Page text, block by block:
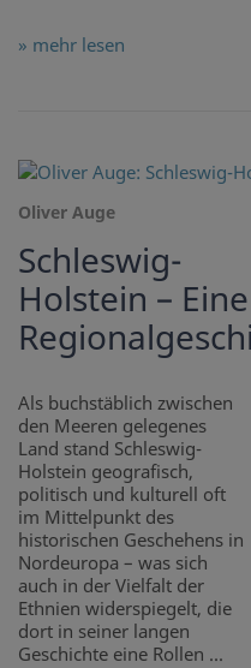
» mehr lesen
Oliver Auge
Schleswig-
Holstein – Eine
Als buchstäblich zwischen
den Meeren gelegenes
Land stand Schleswig-
Holstein geografisch,
politisch und kulturell oft
im Mittelpunkt des
historischen Geschehens in
Nordeuropa – was sich
auch in der Vielfalt der
Ethnien widerspiegelt, die
dort in seiner langen
Geschichte eine Rollen ...